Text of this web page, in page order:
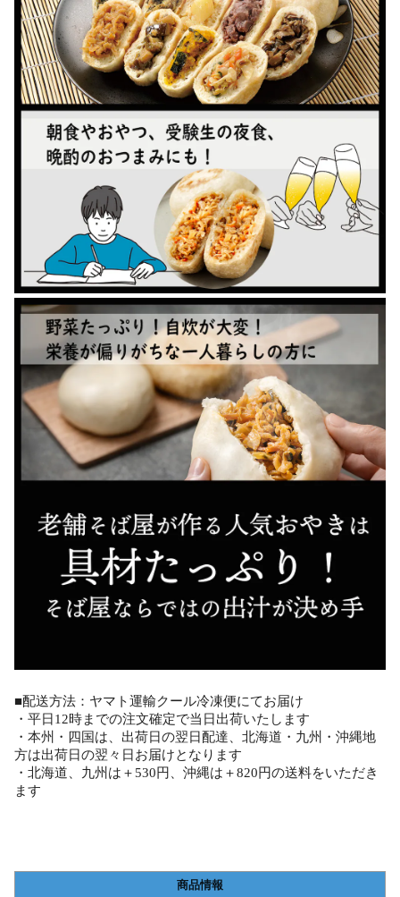
■配送方法：ヤマト運輸クール冷凍便にてお届け
・平日12時までの注文確定で当日出荷いたします
・本州・四国は、出荷日の翌日配達、北海道・九州・沖縄地
方は出荷日の翌々日お届けとなります
・北海道、九州は＋530円、沖縄は＋820円の送料をいただき
ます
商品情報